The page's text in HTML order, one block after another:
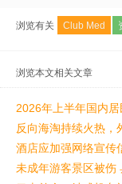
浏览有关 Club Med
浏览本文相关文章
2026年上半年国内
反向海淘持续火热，
酒店应加强网络宣传
未成年游客景区被伤